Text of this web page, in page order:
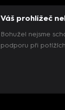
Váš prohlížeč
Bohužel nejsme
podporu při